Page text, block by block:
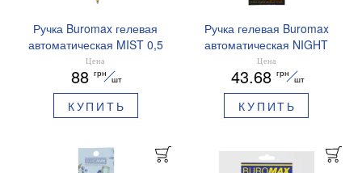
Ручка Buromax гелевая
автоматическая MIST 0,5
мм синие чернила
BM.83103
Цена
88 грн
шт
КУПИТЬ
Ручка гелевая Buromax
автоматическая NIGHT
SKY ZODIAC 0.5 мм
ароматизированный грипп
синие чернила BM.8379-
01
Цена
43.68 грн
шт
КУПИТЬ